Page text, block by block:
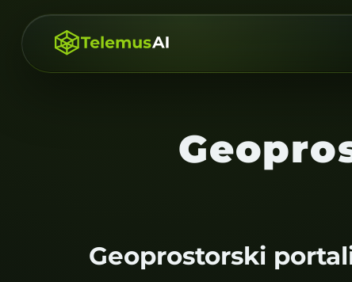
Geoprostorski